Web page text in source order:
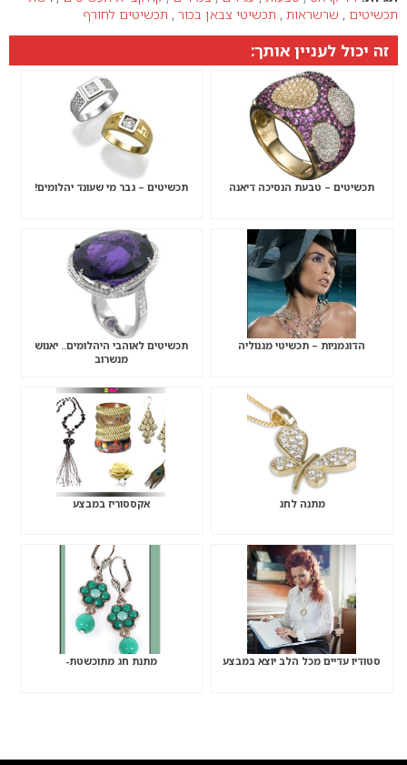
תכשיטים , שרשראות , תכשיטי צבאן בכור , תכשיטים לחורף
זה יכול לעניין אותך:
תכשיטים – טבעת הנסיכה דיאנה תכשיטים – גבר מי שעונד יהלומים!
הדוגמניות – תכשיטי מגנוליה
תכשיטים לאוהבי היהלומים.. יאנוש
מנשרוב
מתנה לחג אקססוריז במבצע
סטודיו עדיים מכל הלב יוצא במבצע מתנת חג מתוכשטת-